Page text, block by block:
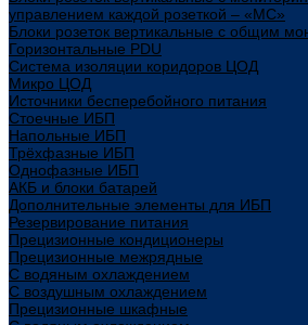
управлением каждой розеткой – «МС»
Блоки розеток вертикальные с общим
Горизонтальные PDU
Система изоляции коридоров ЦОД
Микро ЦОД
Источники бесперебойного питания
Стоечные ИБП
Напольные ИБП
Трёхфазные ИБП
Однофазные ИБП
АКБ и блоки батарей
Дополнительные элементы для ИБП
Резервирование питания
Прецизионные кондиционеры
Прецизионные межрядные
С водяным охлаждением
С воздушным охлаждением
Прецизионные шкафные